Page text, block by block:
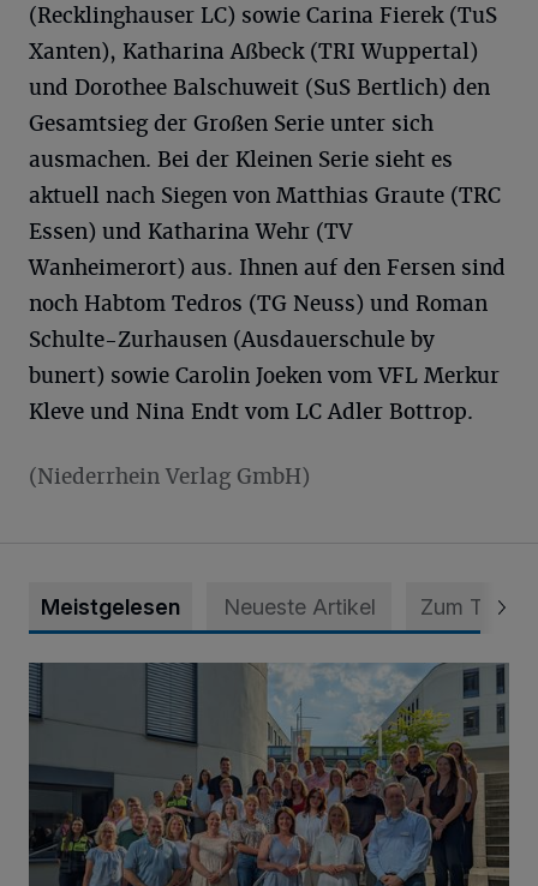
(Recklinghauser LC) sowie Carina Fierek (TuS
Xanten), Katharina Aßbeck (TRI Wuppertal)
und Dorothee Balschuweit (SuS Bertlich) den
Gesamtsieg der Großen Serie unter sich
ausmachen. Bei der Kleinen Serie sieht es
aktuell nach Siegen von Matthias Graute (TRC
Essen) und Katharina Wehr (TV
Wanheimerort) aus. Ihnen auf den Fersen sind
noch Habtom Tedros (TG Neuss) und Roman
Schulte-Zurhausen (Ausdauerschule by
bunert) sowie Carolin Joeken vom VFL Merkur
Kleve und Nina Endt vom LC Adler Bottrop.
(Niederrhein Verlag GmbH)
Meistgelesen Neueste Artikel Zum Thema
Junge Leute starten Ausbildung bei der Stadt